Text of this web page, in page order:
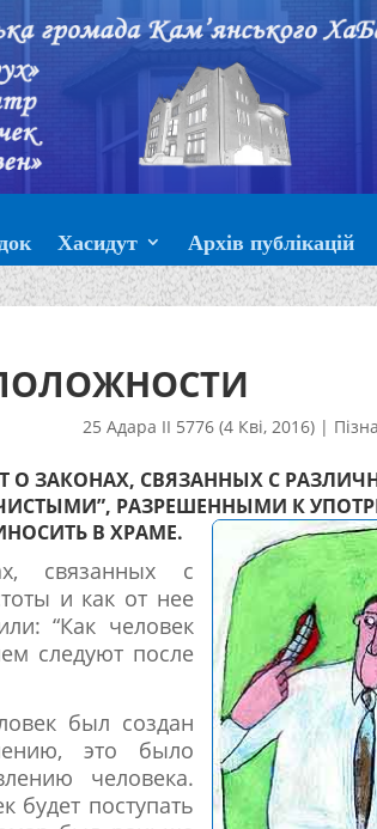
Хасидут Архів публікацій
25 Адара II 5776 (4 Кві, 2016)|
О ЗАКОНАХ, СВЯЗАННЫХ С
РАЗРЕШЕННЫМИ К
В ХРАМЕ.
связанных с
и как от нее
“Как человек
следуют после
был создан
это было
человека.
будет поступать